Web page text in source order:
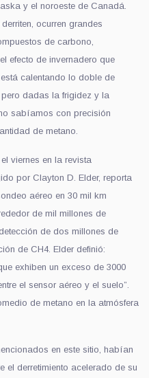
y el noroeste de Canadá.
ocurren grandes
de carbono,
efecto de invernadero que
calentando lo doble de
dadas la frigidez y la
sabíamos con precisión
de metano.
viernes en la revista
por Clayton D. Elder, reporta
aéreo en 30 mil km
de mil millones de
de dos millones de
de CH4. Elder definió:
exhiben un exceso de 3000
el sensor aéreo y el suelo”.
de metano en la atmósfera
en este sitio, habían
el derretimiento acelerado de su